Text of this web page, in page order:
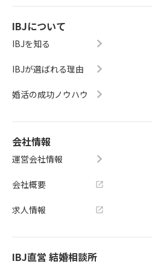
IBJについて
IBJを知る
IBJが選ばれる理由
婚活の成功ノウハウ
会社情報
運営会社情報
会社概要
求人情報
IBJ直営 結婚相談所